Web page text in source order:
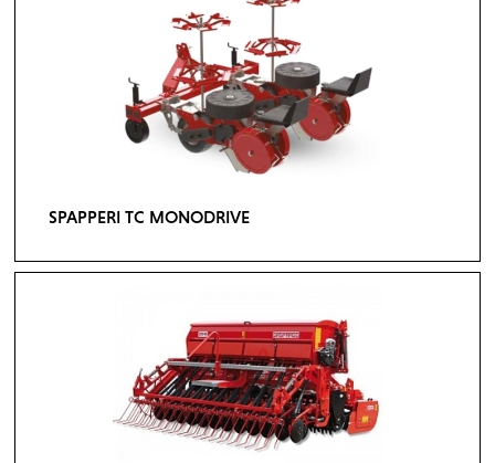
SPAPPERI TC MONODRIVE